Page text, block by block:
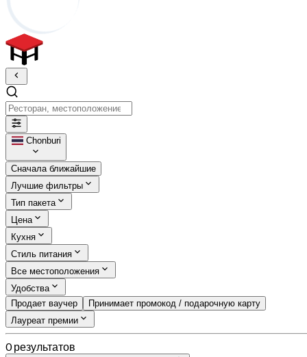
Chonburi
Сначала ближайшие
Лучшие фильтры
Тип пакета
Цена
Кухня
Стиль питания
Все местоположения
Удобства
Продает ваучер
Принимает промокод / подарочную карту
Лауреат премии
0 результатов